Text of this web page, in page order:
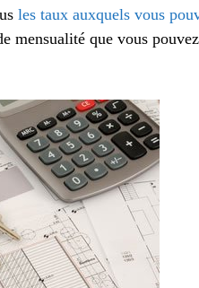
les taux auxquels vous
mensualité que vous